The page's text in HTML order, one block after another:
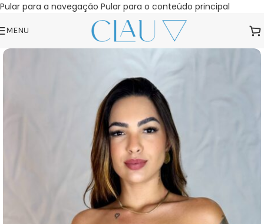
Pular para a navegação Pular para o conteúdo principal
MENU